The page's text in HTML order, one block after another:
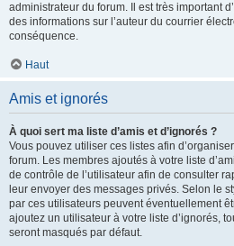
administrateur du forum. Il est très important
des informations sur l’auteur du courrier
conséquence.
Haut
Amis et ignorés
À quoi sert ma liste d’amis et d’ignorés ?
Vous pouvez utiliser ces listes afin
forum. Les membres ajoutés à votre liste
de contrôle de l’utilisateur afin de consulter
leur envoyer des messages privés. Selon le
par ces utilisateurs peuvent éventuellement
ajoutez un utilisateur à votre liste d’ignorés,
seront masqués par défaut.